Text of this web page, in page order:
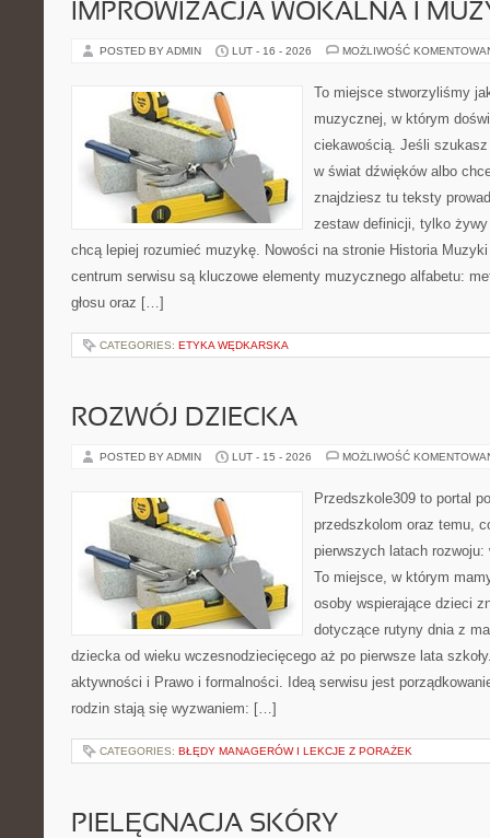
IMPROWIZACJA WOKALNA I
POSTED BY ADMIN LUT - 16 - 2026 MOŻLIWOŚĆ
To miejsce stworzyliśmy
muzycznej, w którym
ciekawością. Jeśli
w świat dźwięków albo
znajdziesz tu teksty
zestaw definicji, tylko
chcą lepiej rozumieć muzykę. Nowości na stronie Historia
centrum serwisu są kluczowe elementy muzycznego alfabetu:
głosu oraz […]
CATEGORIES: ETYKA WĘDKARSKA
ROZWÓJ DZIECKA
POSTED BY ADMIN LUT - 15 - 2026 MOŻLIWOŚĆ
Przedszkole309 to portal
przedszkolom oraz temu,
pierwszych latach
To miejsce, w którym
osoby wspierające dzieci
dotyczące rutyny dnia z
dziecka od wieku wczesnodziecięcego aż po pierwsze lata
aktywności i Prawo i formalności. Ideą serwisu jest
rodzin stają się wyzwaniem: […]
CATEGORIES: BŁĘDY MANAGERÓW I LEKCJE Z PORAŻEK
PIELĘGNACJA SKÓRY